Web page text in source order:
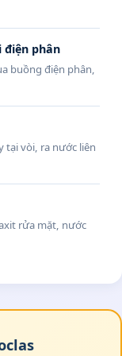
điện phân
buồng điện phân,
tại vòi, ra nước liên
rửa mặt, nước